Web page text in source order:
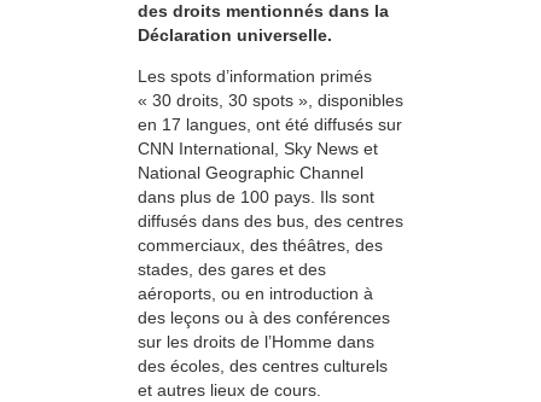
des droits mentionnés dans la
Déclaration universelle.
Les spots d’information primés
« 30 droits, 30 spots », disponibles
en 17 langues, ont été diffusés sur
CNN International, Sky News et
National Geographic Channel
dans plus de 100 pays. Ils sont
diffusés dans des bus, des centres
commerciaux, des théâtres, des
stades, des gares et des
aéroports, ou en introduction à
des leçons ou à des conférences
sur les droits de l’Homme dans
des écoles, des centres culturels
et autres lieux de cours.